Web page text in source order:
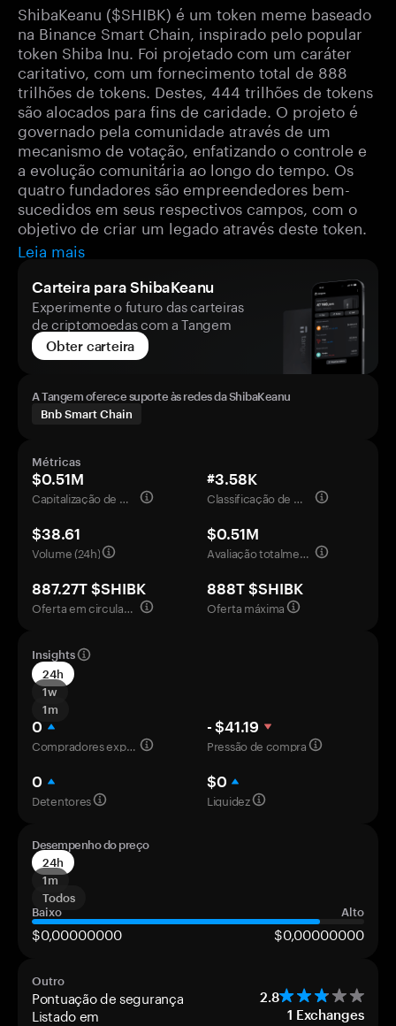
ShibaKeanu ($SHIBK) é um token meme baseado
na Binance Smart Chain, inspirado pelo popular
token Shiba Inu. Foi projetado com um caráter
caritativo, com um fornecimento total de 888
trilhões de tokens. Destes, 444 trilhões de tokens
são alocados para fins de caridade. O projeto é
governado pela comunidade através de um
mecanismo de votação, enfatizando o controle e
a evolução comunitária ao longo do tempo. Os
quatro fundadores são empreendedores bem-
sucedidos em seus respectivos campos, com o
objetivo de criar um legado através deste token.
Leia mais
Carteira para ShibaKeanu
Experimente o futuro das carteiras
de criptomoedas com a Tangem
Obter carteira
A Tangem oferece suporte às redes da ShibaKeanu
Bnb Smart Chain
Métricas
$0.51M
Capitalização de mercado
#3.58K
Classificação de mercado
$38.61
Volume (24h)
$0.51M
Avaliação totalmente diluída
887.27T $SHIBK
Oferta em circulação
888T $SHIBK
Oferta máxima
Insights
24h
1w
1m
0
Compradores experientes
- $41.19
Pressão de compra
0
Detentores
$0
Liquidez
Desempenho do preço
24h
1m
Todos
Baixo
Alto
$0,00000000 $0,00000000
Outro
Pontuação de segurança 2.8
Listado em 1 Exchanges